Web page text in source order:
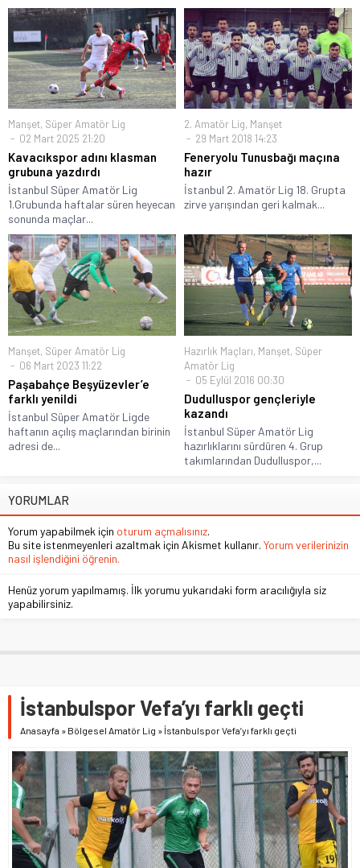
Manşet, Süper Amatör Lig
02 Mart 2025 21:20
Kavacıkspor adını klasman
grubuna yazdırdı
İstanbul Süper Amatör Lig
1.Grubunda haftalar süren heyecan
sonunda maçlar...
2. Amatör Lig, Manşet
29 Mart 2018 14:23
Feneryolu Tunusbağı maçına
hazır
İstanbul 2. Amatör Lig 18. Grupta
zirve yarışından geri kalmak...
Manşet, Süper Amatör Lig
06 Mart 2023 11:22
Paşabahçe Beşyüzevler’e
farklı yenildi
İstanbul Süper Amatör Ligde
haftanın açılış maçlarından birinin
adresi de...
Hazırlık Maçları, Manşet, Süper
Amatör Lig
05 Eylül 2016 00:30
Dudulluspor gençleriyle
kazandı
İstanbul Süper Amatör Lig
hazırlıklarını sürdüren 4. Grup
takımlarından Dudulluspor,...
YORUMLAR
Yorum yapabilmek için oturum açmalısınız.
Bu site istenmeyenleri azaltmak için Akismet kullanır. Yorum verilerinizin
nasıl işlendiğini öğrenin.
Henüz yorum yapılmamış. İlk yorumu yukarıdaki form aracılığıyla siz
yapabilirsiniz.
İstanbulspor Vefa’yı farklı geçti
Anasayfa » Bölgesel Amatör Lig » İstanbulspor Vefa’yı farklı geçti